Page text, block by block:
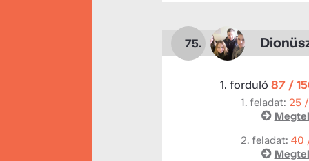
75.
1. forduló 87 /
1. feladat: 25
2. feladat: 40